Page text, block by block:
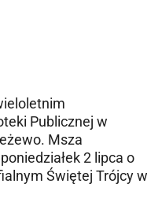
Publicznej w
Msza
2 lipca o
Świętej Trójcy w